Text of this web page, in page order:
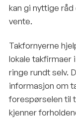
kan gi nyttige
vente.
Takfornyerne
lokale takfirmaer
ringe rundt selv.
informasjon om
forespørselen til
kjenner